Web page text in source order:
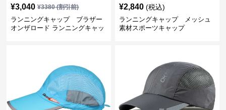
¥3,040 ¥3380(割引前)
ランニングキャップ ブラザー
オンザロード ランニングキャッ
¥2,840 (税込)
ランニングキャップ メッシュ
素材スポーツキャップ